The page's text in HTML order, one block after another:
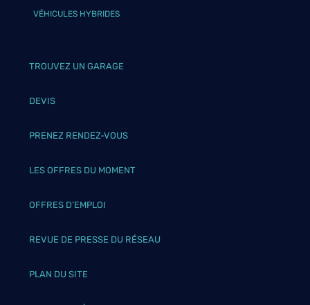
VÉHICULES HYBRIDES
TROUVEZ UN GARAGE
DEVIS
PRENEZ RENDEZ-VOUS
LES OFFRES DU MOMENT
OFFRES D’EMPLOI
REVUE DE PRESSE DU RÉSEAU
PLAN DU SITE